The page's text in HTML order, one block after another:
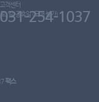
, 일, 공휴일 (도매 불가)
고객센터
031-254-1037
팩스